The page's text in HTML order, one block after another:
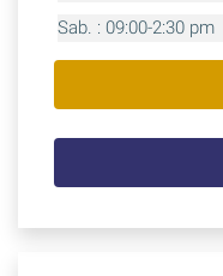
Sab. : 09:00-2:30 pm